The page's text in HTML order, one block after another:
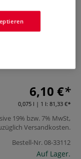
für
von Details und
6,10 €
0,075 l | 1 l: 81,33 €
19% bzw. 7% MwSt,
Versandkosten.
Bestell-Nr.08-33112
Auf Lager.